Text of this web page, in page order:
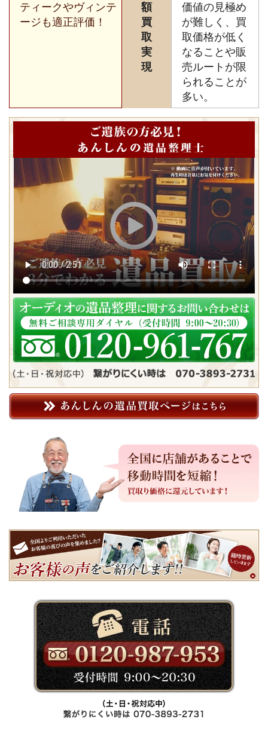
ティークやヴィンテ
ージも適正評価！
額
買
取
実
現
価値の見極め
が難しく、買
取価格が低く
なることや販
売ルートが限
られることが
多い。